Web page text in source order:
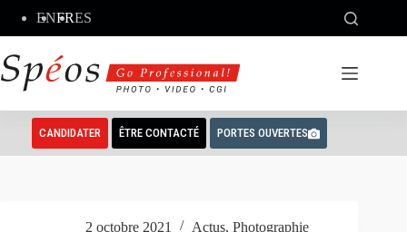
contenu
ENFRES
CANDIDATER ÊTRE CONTACTÉ PORTES OUVERTES
2 octobre 2021 Actus,Photographie